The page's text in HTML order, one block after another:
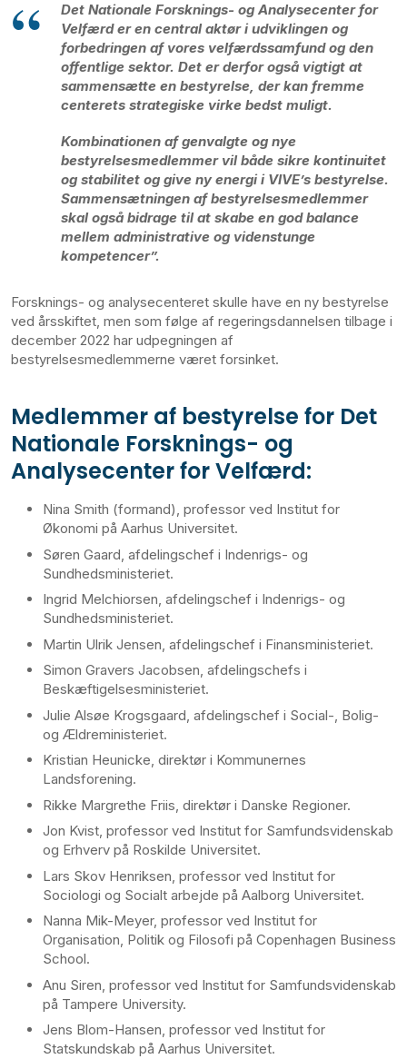
Det Nationale Forsknings- og Analysecenter for
Velfærd er en central aktør i udviklingen og
forbedringen af vores velfærdssamfund og den
offentlige sektor. Det er derfor også vigtigt at
sammensætte en bestyrelse, der kan fremme
centerets strategiske virke bedst muligt.
Kombinationen af genvalgte og nye
bestyrelsesmedlemmer vil både sikre kontinuitet
og stabilitet og give ny energi i VIVE’s bestyrelse.
Sammensætningen af bestyrelsesmedlemmer
skal også bidrage til at skabe en god balance
mellem administrative og videnstunge
kompetencer”.
Forsknings- og analysecenteret skulle have en ny bestyrelse
ved årsskiftet, men som følge af regeringsdannelsen tilbage i
december 2022 har udpegningen af
bestyrelsesmedlemmerne været forsinket.
Medlemmer af bestyrelse for Det
Nationale Forsknings- og
Analysecenter for Velfærd:
Nina Smith (formand), professor ved Institut for
Økonomi på Aarhus Universitet.
Søren Gaard, afdelingschef i Indenrigs- og
Sundhedsministeriet.
Ingrid Melchiorsen, afdelingschef i Indenrigs- og
Sundhedsministeriet.
Martin Ulrik Jensen, afdelingschef i Finansministeriet.
Simon Gravers Jacobsen, afdelingschefs i
Beskæftigelsesministeriet.
Julie Alsøe Krogsgaard, afdelingschef i Social-, Bolig-
og Ældreministeriet.
Kristian Heunicke, direktør i Kommunernes
Landsforening.
Rikke Margrethe Friis, direktør i Danske Regioner.
Jon Kvist, professor ved Institut for Samfundsvidenskab
og Erhverv på Roskilde Universitet.
Lars Skov Henriksen, professor ved Institut for
Sociologi og Socialt arbejde på Aalborg Universitet.
Nanna Mik-Meyer, professor ved Institut for
Organisation, Politik og Filosofi på Copenhagen Business
School.
Anu Siren, professor ved Institut for Samfundsvidenskab
på Tampere University.
Jens Blom-Hansen, professor ved Institut for
Statskundskab på Aarhus Universitet.